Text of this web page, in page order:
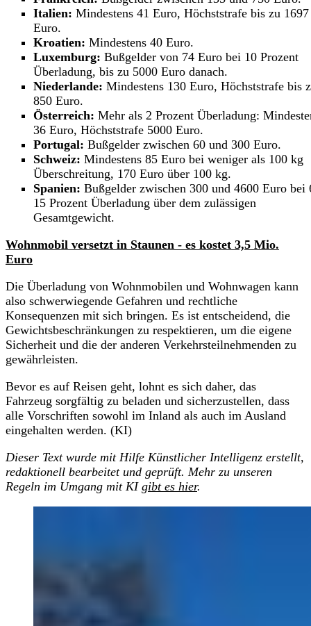
Italien: Mindestens 41 Euro, Höchststrafe bis zu 1697
Euro.
Kroatien: Mindestens 40 Euro.
Luxemburg: Bußgelder von 74 Euro bei 10 Prozent
Überladung, bis zu 5000 Euro danach.
Niederlande: Mindestens 130 Euro, Höchststrafe bis
850 Euro.
Österreich: Mehr als 2 Prozent Überladung:
36 Euro, Höchststrafe 5000 Euro.
Portugal: Bußgelder zwischen 60 und 300 Euro.
Schweiz: Mindestens 85 Euro bei weniger als 100 kg
Überschreitung, 170 Euro über 100 kg.
Spanien: Bußgelder zwischen 300 und 4600 Euro bei
15 Prozent Überladung über dem zulässigen
Gesamtgewicht.
Wohnmobil versetzt in Staunen - es kostet 3,5 Mio.
Euro
Die Überladung von Wohnmobilen und Wohnwagen kann
also schwerwiegende Gefahren und rechtliche
Konsequenzen mit sich bringen. Es ist entscheidend, die
Gewichtsbeschränkungen zu respektieren, um die eigene
Sicherheit und die der anderen Verkehrsteilnehmenden zu
gewährleisten.
Bevor es auf Reisen geht, lohnt es sich daher, das
Fahrzeug sorgfältig zu beladen und sicherzustellen, dass
alle Vorschriften sowohl im Inland als auch im Ausland
eingehalten werden. (KI)
Dieser Text wurde mit Hilfe Künstlicher Intelligenz erstellt,
redaktionell bearbeitet und geprüft. Mehr zu unseren
Regeln im Umgang mit KI gibt es hier.